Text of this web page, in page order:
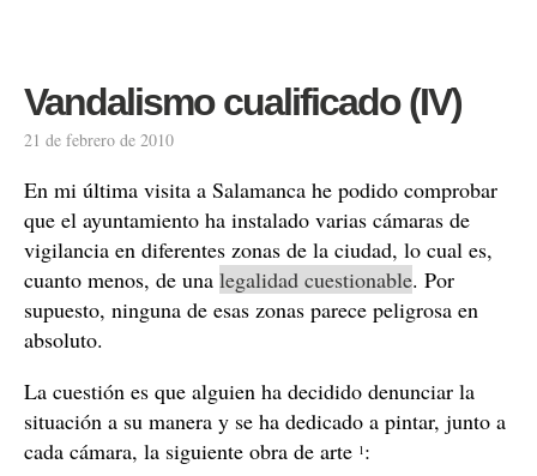
Vandalismo cualificado (IV)
21 de febrero de 2010
En mi última visita a Salamanca he podido comprobar
que el ayuntamiento ha instalado varias cámaras de
vigilancia en diferentes zonas de la ciudad, lo cual es,
cuanto menos, de una legalidad cuestionable. Por
supuesto, ninguna de esas zonas parece peligrosa en
absoluto.
La cuestión es que alguien ha decidido denunciar la
situación a su manera y se ha dedicado a pintar, junto a
cada cámara, la siguiente obra de arte 1 :